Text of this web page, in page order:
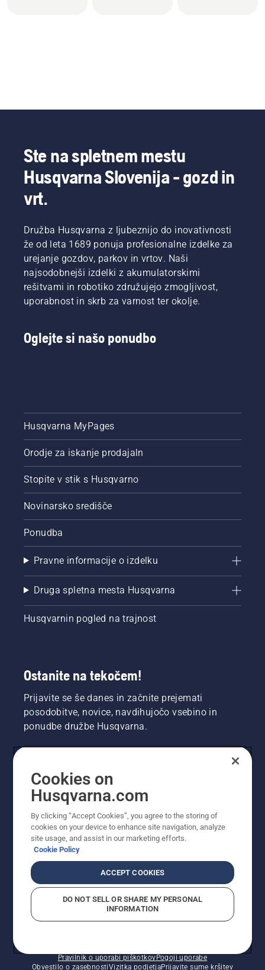
Ste na spletnem mestu
Husqvarna Slovenija - gozd in
vrt.
Družba Husqvarna z ljubeznijo do inovativnosti
že od leta 1689 ponuja profesionalne izdelke za
urejanje gozdov, parkov in vrtov. Naši
najsodobnejši izdelki z akumulatorskimi
rešitvami in robotiko združujejo zmogljivost,
uporabnost in skrb za varnost ter okolje.
Oglejte si našo ponudbo
Husqvarna MyPages
Orodje za iskanje prodajaln
Stopite v stik s Husqvarno
Novinarsko središče
Ponudba
Pravne informacije o izdelku
Druga spletna mesta Husqvarna
Husqvarnin pogled na trajnost
Ostanite na tekočem!
Prijavite se še danes in začnite prejemati
posodobitve, novice, navdihujočo vsebino in
ponudbe družbe Husqvarna.
Pravilnik o uporabi piškotkovPogoji uporabe
Obvestilo o zasebnostiVizitka podjetjaPrijavite sume kršitev
Cookies on
Husqvarna.com
By clicking “Accept Cookies”, you agree to the storing of
cookies on your device to enhance site navigation, analyze
site usage, and assist in our marketing efforts.
Cookie Policy
ACCEPT COOKIES
DO NOT SELL OR SHARE MY PERSONAL
INFORMATION